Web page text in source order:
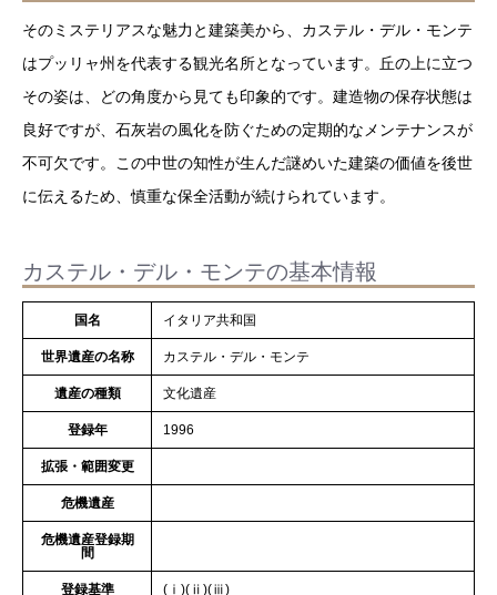
そのミステリアスな魅力と建築美から、カステル・デル・モンテ
はプッリャ州を代表する観光名所となっています。丘の上に立つ
その姿は、どの角度から見ても印象的です。建造物の保存状態は
良好ですが、石灰岩の風化を防ぐための定期的なメンテナンスが
不可欠です。この中世の知性が生んだ謎めいた建築の価値を後世
に伝えるため、慎重な保全活動が続けられています。
カステル・デル・モンテの基本情報
国名 イタリア共和国
世界遺産の名称 カステル・デル・モンテ
遺産の種類 文化遺産
登録年 1996
拡張・範囲変更
危機遺産
危機遺産登録期
間
登録基準 (ⅰ)(ⅱ)(ⅲ)